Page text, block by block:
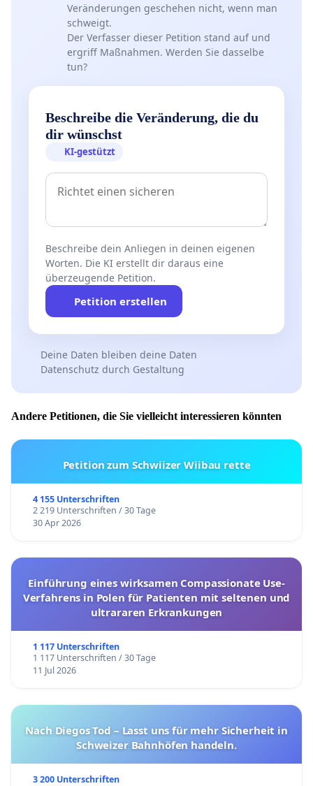
Veränderungen geschehen nicht, wenn man
schweigt.
Der Verfasser dieser Petition stand auf und
ergriff Maßnahmen. Werden Sie dasselbe
tun?
Beschreibe die Veränderung, die du
dir wünschst
KI-gestützt
Beschreibe dein Anliegen in deinen eigenen
Worten. Die KI erstellt dir daraus eine
überzeugende Petition.
Petition erstellen
Deine Daten bleiben deine Daten
Datenschutz durch Gestaltung
Andere Petitionen, die Sie vielleicht interessieren könnten
Petition zum Schwiizer Wiibau rette
4 155 Unterschriften
2 219 Unterschriften / 30 Tage
30 Apr 2026
Einführung eines wirksamen Compassionate Use-
Verfahrens in Polen für Patienten mit seltenen und
ultrararen Erkrankungen
1 117 Unterschriften
1 117 Unterschriften / 30 Tage
11 Jul 2026
Nach Diegos Tod – Lasst uns für mehr Sicherheit in
Schweizer Bahnhöfen handeln.
3 200 Unterschriften